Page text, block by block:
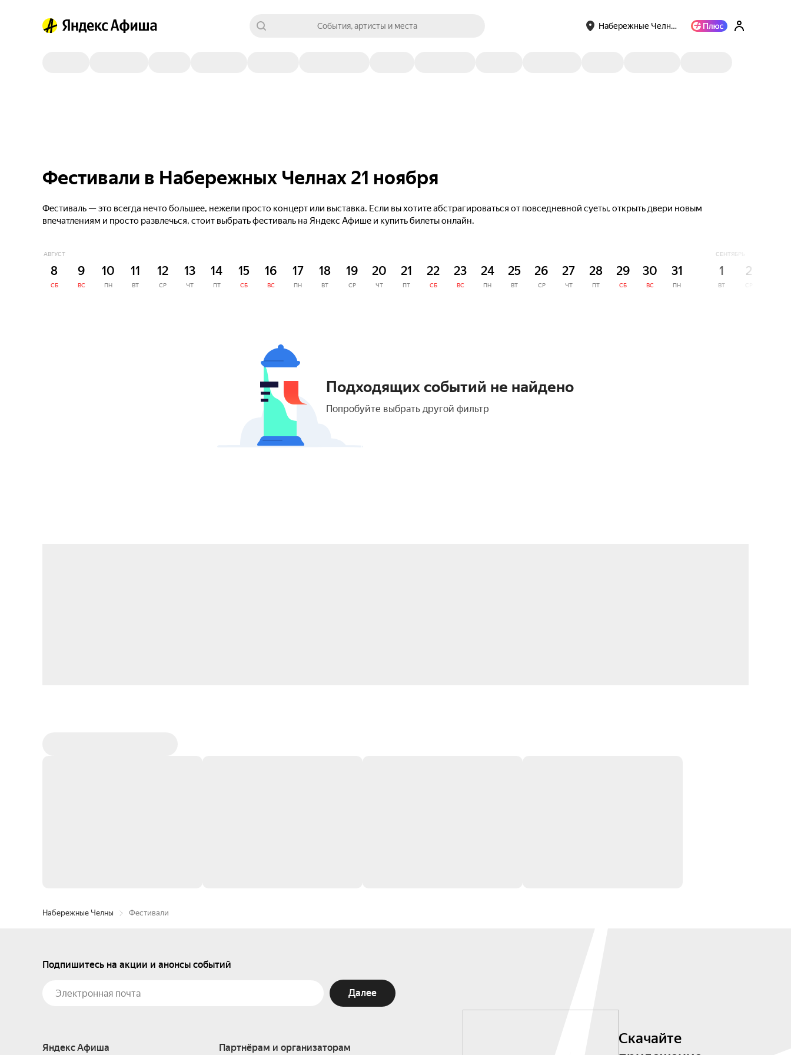
События, артисты и места Набережные Челн…
Фестивали в Набережных Челнах 21 ноября
Фестиваль — это всегда нечто большее, нежели просто концерт или выставка. Если вы хотите абстрагироваться от повседневной суеты, открыть двери новым
впечатлениям и просто развлечься, стоит выбрать фестиваль на Яндекс Афише и купить билеты онлайн.
АВГУСТ
8
СБ
9
ВС
10
ПН
11
ВТ
12
СР
13
ЧТ
14
ПТ
15
СБ
16
ВС
17
ПН
18
ВТ
19
СР
20
ЧТ
21
ПТ
22
СБ
23
ВС
24
ПН
25
ВТ
26
СР
27
ЧТ
28
ПТ
29
СБ
30
ВС
31
ПН
СЕНТЯБРЬ
1
ВТ
2
Подходящих событий не найдено
Попробуйте выбрать другой фильтр
Набережные Челны Фестивали
Подпишитесь на акции и анонсы событий
Далее
Яндекс Афиша Партнёрам и организаторам
Скачайте